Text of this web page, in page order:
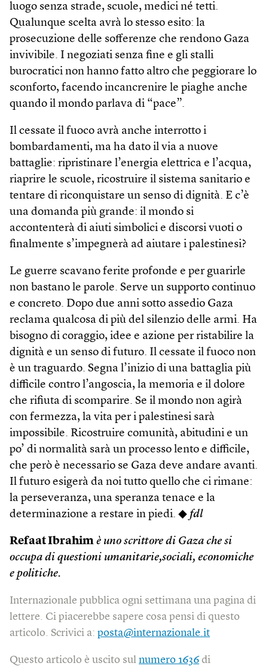
luogo senza strade, scuole, medici né tetti.
Qualunque scelta avrà lo stesso esito: la
prosecuzione delle sofferenze che rendono Gaza
invivibile. I negoziati senza fine e gli stalli
burocratici non hanno fatto altro che peggiorare lo
sconforto, facendo incancrenire le piaghe anche
quando il mondo parlava di “pace”.
Il cessate il fuoco avrà anche interrotto i
bombardamenti, ma ha dato il via a nuove
battaglie: ripristinare l’energia elettrica e l’acqua,
riaprire le scuole, ricostruire il sistema sanitario e
tentare di riconquistare un senso di dignità. E c’è
una domanda più grande: il mondo si
accontenterà di aiuti simbolici e discorsi vuoti o
finalmente s’impegnerà ad aiutare i palestinesi?
Le guerre scavano ferite profonde e per guarirle
non bastano le parole. Serve un supporto continuo
e concreto. Dopo due anni sotto assedio Gaza
reclama qualcosa di più del silenzio delle armi. Ha
bisogno di coraggio, idee e azione per ristabilire la
dignità e un senso di futuro. Il cessate il fuoco non
è un traguardo. Segna l’inizio di una battaglia più
difficile contro l’angoscia, la memoria e il dolore
che rifiuta di scomparire. Se il mondo non agirà
con fermezza, la vita per i palestinesi sarà
impossibile. Ricostruire comunità, abitudini e un
po’ di normalità sarà un processo lento e difficile,
che però è necessario se Gaza deve andare avanti.
Il futuro esigerà da noi tutto quello che ci rimane:
la perseveranza, una speranza tenace e la
determinazione a restare in piedi. ◆ fdl
Refaat Ibrahim è uno scrittore di Gaza che si
occupa di questioni umanitarie,sociali, economiche
e politiche.
Internazionale pubblica ogni settimana una pagina di
lettere. Ci piacerebbe sapere cosa pensi di questo
articolo. Scrivici a: posta@internazionale.it
Questo articolo è uscito sul numero 1636 di